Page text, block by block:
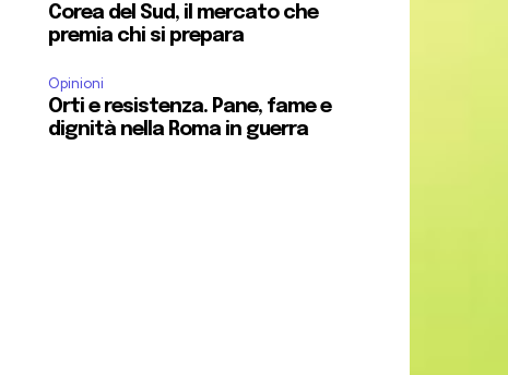
Corea del Sud, il mercato che
premia chi si prepara
Opinioni
Orti e resistenza. Pane, fame e
dignità nella Roma in guerra